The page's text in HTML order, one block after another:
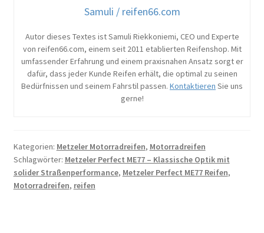
Samuli / reifen66.com
Autor dieses Textes ist Samuli Riekkoniemi, CEO und Experte
von reifen66.com, einem seit 2011 etablierten Reifenshop. Mit
umfassender Erfahrung und einem praxisnahen Ansatz sorgt er
dafür, dass jeder Kunde Reifen erhält, die optimal zu seinen
Bedürfnissen und seinem Fahrstil passen. Kontaktieren Sie uns
gerne!
Kategorien: Metzeler Motorradreifen, Motorradreifen
Schlagwörter: Metzeler Perfect ME77 – Klassische Optik mit
solider Straßenperformance, Metzeler Perfect ME77 Reifen,
Motorradreifen, reifen